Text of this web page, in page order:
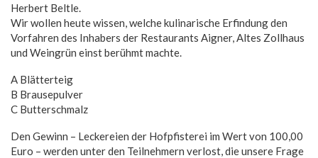
Herbert Beltle.
Wir wollen heute wissen, welche kulinarische Erfindung den
Vorfahren des Inhabers der Restaurants Aigner, Altes Zollhaus
und Weingrün einst berühmt machte.
A Blätterteig
B Brausepulver
C Butterschmalz
Den Gewinn – Leckereien der Hofpfisterei im Wert von 100,00
Euro – werden unter den Teilnehmern verlost, die unsere Frage